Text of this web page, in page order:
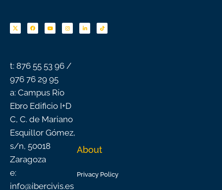
c
e
b
u
t
u
s
t
a
n
k
e
k
t
o
t: 876 55 53 96 /
976 76 29 95
a: Campus Río
Ebro Edificio I+D
C, C. de Mariano
Esquillor Gómez,
s/n, 50018
Zaragoza
e:
info@ibercivis.es
About
Privacy Policy